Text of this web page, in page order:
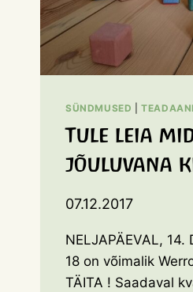
SÜNDMUSED |
Tule leia
jõuluvana
07.12.2017
NELJAPÄEVAL, 14.
18 on võimalik
TÄITA ! Saadaval